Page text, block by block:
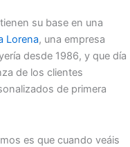
su base en una
Lorena, una empresa
desde 1986, y que día
de los clientes
de primera
es que cuando veáis